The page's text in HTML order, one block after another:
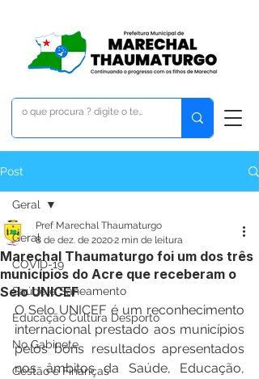
Post
Geral
COVID-19
Saúde e Saneamento
Educação Cultura Desporto
No Gabinete
Gestão e Finanças
Geral
Marechal Thaumaturgo foi um dos três
municípios do Acre que receberam o
Selo UNICEF
Pref Marechal Thaumaturgo
8 de dez. de 20202 min de leitura
O Selo UNICEF é um reconhecimento
internacional prestado aos municípios
pelos bons resultados apresentados
nos âmbitos da Saúde, Educação,